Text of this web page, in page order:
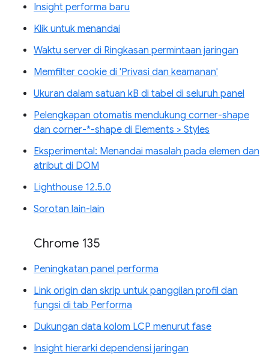
Insight performa baru
Klik untuk menandai
Waktu server di Ringkasan permintaan jaringan
Memfilter cookie di 'Privasi dan keamanan'
Ukuran dalam satuan kB di tabel di seluruh panel
Pelengkapan otomatis mendukung corner-shape
dan corner-*-shape di Elements > Styles
Eksperimental: Menandai masalah pada elemen dan
atribut di DOM
Lighthouse 12.5.0
Sorotan lain-lain
Chrome 135
Peningkatan panel performa
Link origin dan skrip untuk panggilan profil dan
fungsi di tab Performa
Dukungan data kolom LCP menurut fase
Insight hierarki dependensi jaringan